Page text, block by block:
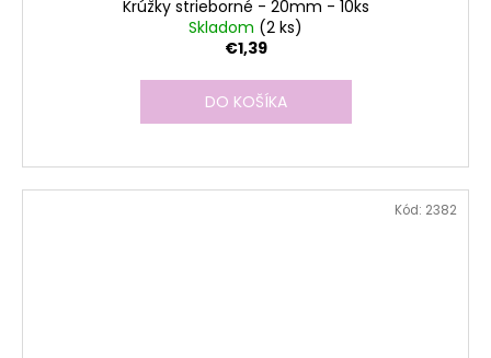
Krúžky strieborné - 20mm - 10ks
Skladom (2 ks)
€1,39
DO KOŠÍKA
Kód: 2382